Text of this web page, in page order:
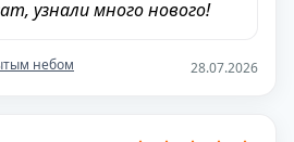
узнали много нового!
небом 28.07.2026